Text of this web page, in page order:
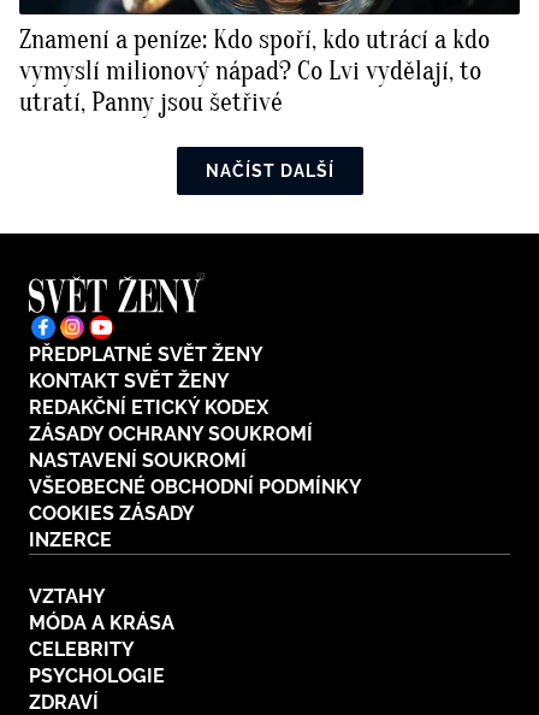
Znamení a peníze: Kdo spoří, kdo utrácí a kdo
vymyslí milionový nápad? Co Lvi vydělají, to
utratí, Panny jsou šetřivé
NAČÍST DALŠÍ
PŘEDPLATNÉ SVĚT ŽENY
KONTAKT SVĚT ŽENY
REDAKČNÍ ETICKÝ KODEX
ZÁSADY OCHRANY SOUKROMÍ
NASTAVENÍ SOUKROMÍ
VŠEOBECNÉ OBCHODNÍ PODMÍNKY
COOKIES ZÁSADY
INZERCE
VZTAHY
MÓDA A KRÁSA
CELEBRITY
PSYCHOLOGIE
ZDRAVÍ